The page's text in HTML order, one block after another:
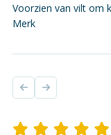
Voorzien van vilt om
Merk